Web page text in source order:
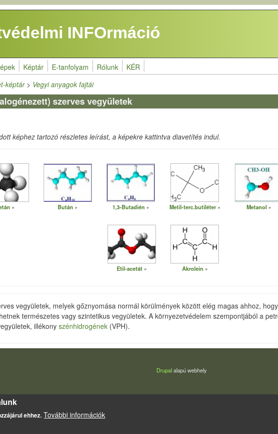
INFOrmáció
Képtár E-tanfolyam Rólunk KÉR
képtár> Vegyi anyagok fajtái
szerves vegyületek
képhez tartozó részletes leírást, a képekre kattintva diavetítés indul.
Bután 1,3-Butadién Metil-terc.butiléter Metanol
Etil-acetát Akrolein
vegyületek, melyek gőznyomása normál körülmények között elég magas ahhoz,
természetes vagy szintetikus vegyületek. A környezetvédelem szempontjából a
illékonyszénhidrogének (VPH).
Drupalalapú webhely
ehhez. További információk